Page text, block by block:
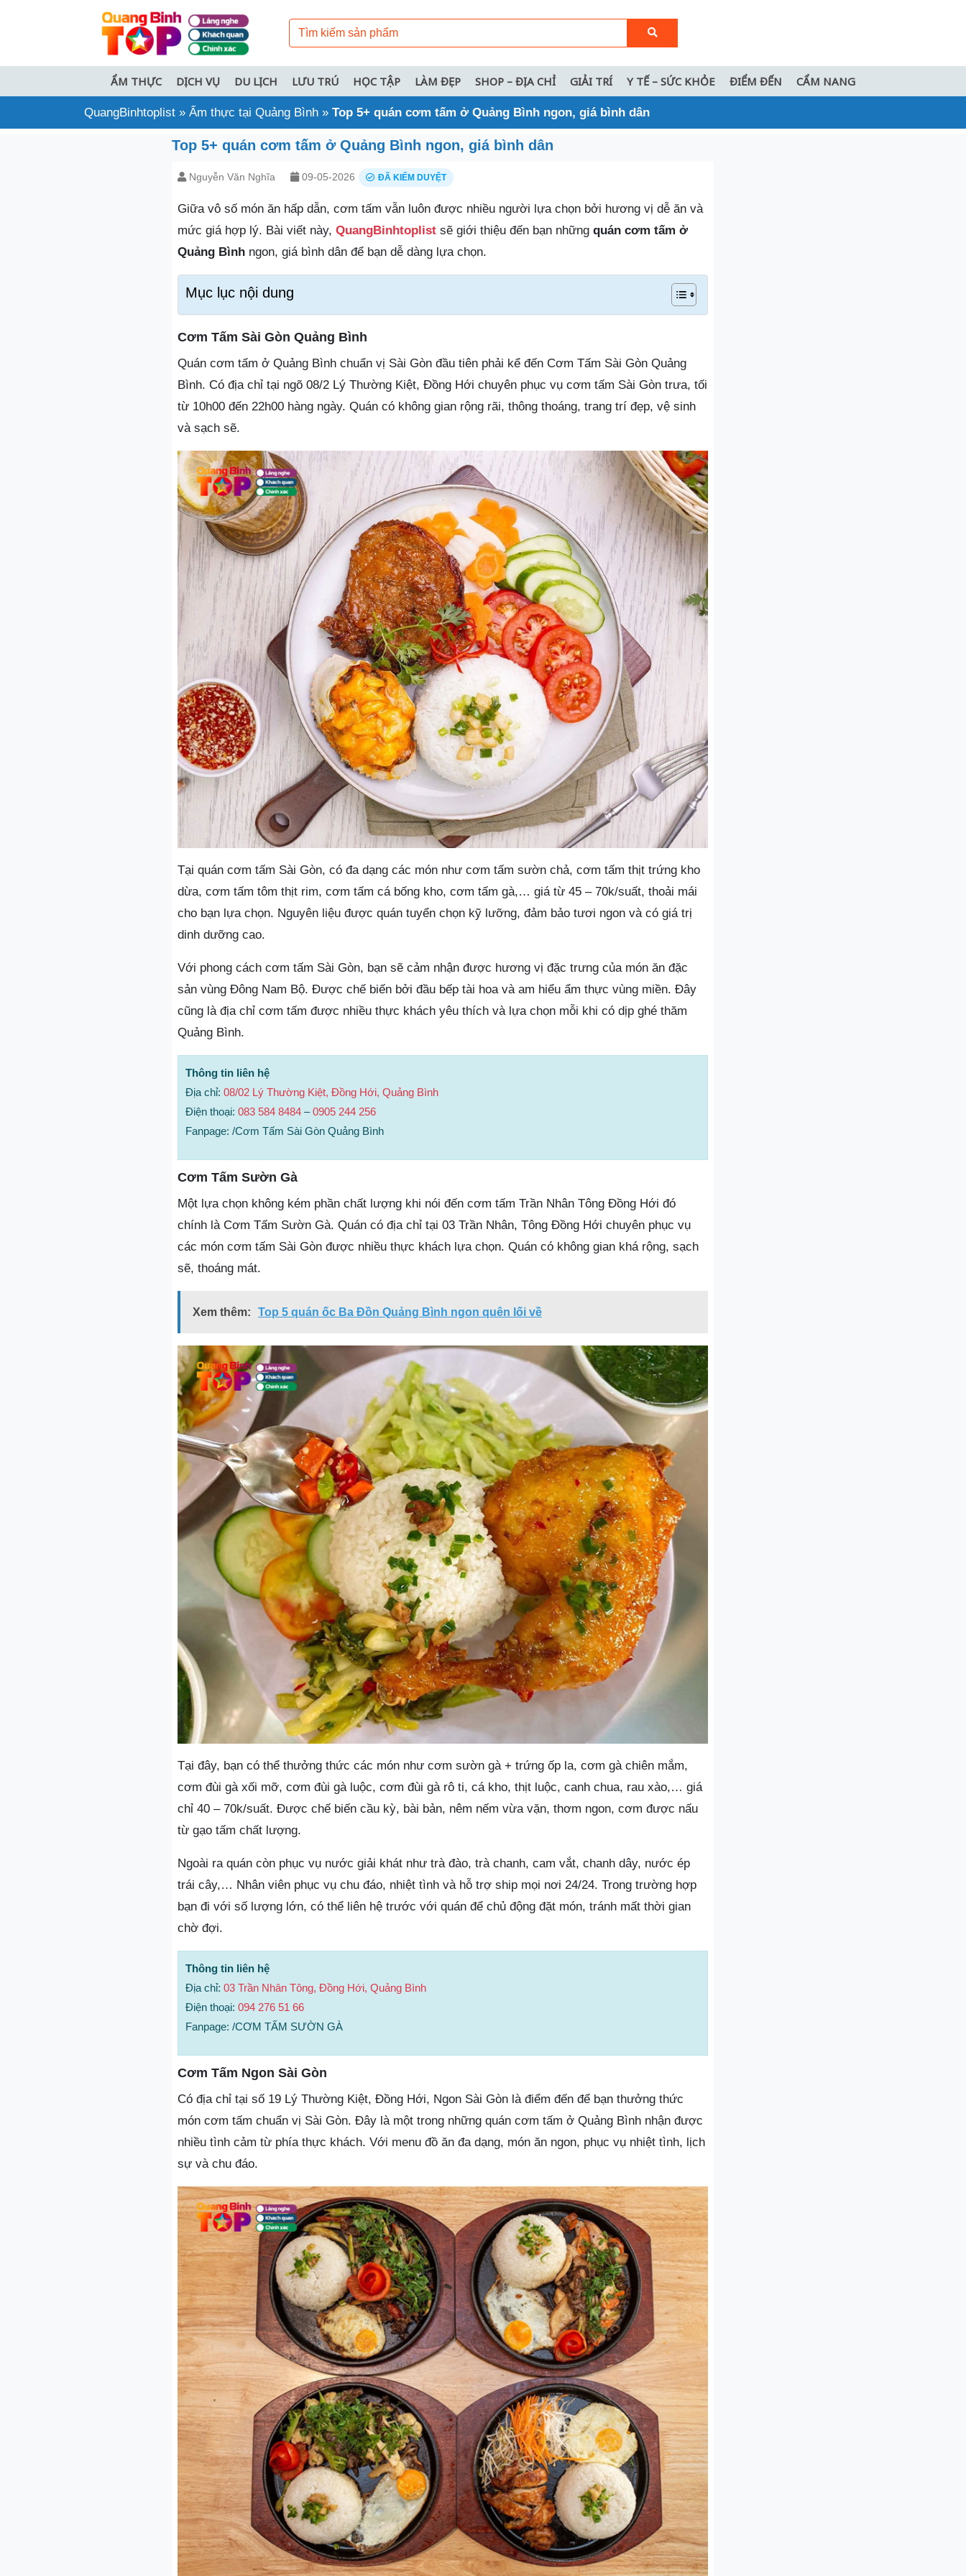
ẨM THỰC DỊCH VỤ DU LỊCH LƯU TRÚ HỌC TẬP LÀM ĐẸP SHOP – ĐỊA CHỈ GIẢI TRÍ Y TẾ – SỨC KHỎE ĐIỂM ĐẾN CẨM NANG
QuangBinhtoplist » Ẩm thực tại Quảng Bình » Top 5+ quán cơm tấm ở Quảng Bình ngon, giá bình dân
Top 5+ quán cơm tấm ở Quảng Bình ngon, giá bình dân
Nguyễn Văn Nghĩa 09-05-2026 ĐÃ KIỂM DUYỆT
Giữa vô số món ăn hấp dẫn, cơm tấm vẫn luôn được nhiều người lựa chọn bởi hương vị dễ ăn và
mức giá hợp lý. Bài viết này, QuangBinhtoplist sẽ giới thiệu đến bạn những quán cơm tấm ở
Quảng Bình ngon, giá bình dân để bạn dễ dàng lựa chọn.
Mục lục nội dung
Cơm Tấm Sài Gòn Quảng Bình
Quán cơm tấm ở Quảng Bình chuẩn vị Sài Gòn đầu tiên phải kể đến Cơm Tấm Sài Gòn Quảng
Bình. Có địa chỉ tại ngõ 08/2 Lý Thường Kiệt, Đồng Hới chuyên phục vụ cơm tấm Sài Gòn trưa, tối
từ 10h00 đến 22h00 hàng ngày. Quán có không gian rộng rãi, thông thoáng, trang trí đẹp, vệ sinh
và sạch sẽ.
Tại quán cơm tấm Sài Gòn, có đa dạng các món như cơm tấm sườn chả, cơm tấm thịt trứng kho
dừa, cơm tấm tôm thịt rim, cơm tấm cá bống kho, cơm tấm gà,… giá từ 45 – 70k/suất, thoải mái
cho bạn lựa chọn. Nguyên liệu được quán tuyển chọn kỹ lưỡng, đảm bảo tươi ngon và có giá trị
dinh dưỡng cao.
Với phong cách cơm tấm Sài Gòn, bạn sẽ cảm nhận được hương vị đặc trưng của món ăn đặc
sản vùng Đông Nam Bộ. Được chế biến bởi đầu bếp tài hoa và am hiểu ẩm thực vùng miền. Đây
cũng là địa chỉ cơm tấm được nhiều thực khách yêu thích và lựa chọn mỗi khi có dịp ghé thăm
Quảng Bình.
Thông tin liên hệ
Địa chỉ: 08/02 Lý Thường Kiệt, Đồng Hới, Quảng Bình
Điện thoại: 083 584 8484 –0905 244 256
Fanpage: /Cơm Tấm Sài Gòn Quảng Bình
Cơm Tấm Sườn Gà
Một lựa chọn không kém phần chất lượng khi nói đến cơm tấm Trần Nhân Tông Đồng Hới đó
chính là Cơm Tấm Sườn Gà. Quán có địa chỉ tại 03 Trần Nhân, Tông Đồng Hới chuyên phục vụ
các món cơm tấm Sài Gòn được nhiều thực khách lựa chọn. Quán có không gian khá rộng, sạch
sẽ, thoáng mát.
Xem thêm: Top 5 quán ốc Ba Đồn Quảng Bình ngon quên lối về
Tại đây, bạn có thể thưởng thức các món như cơm sườn gà + trứng ốp la, cơm gà chiên mắm,
cơm đùi gà xối mỡ, cơm đùi gà luộc, cơm đùi gà rô ti, cá kho, thịt luộc, canh chua, rau xào,… giá
chỉ 40 – 70k/suất. Được chế biến cầu kỳ, bài bản, nêm nếm vừa vặn, thơm ngon, cơm được nấu
từ gạo tấm chất lượng.
Ngoài ra quán còn phục vụ nước giải khát như trà đào, trà chanh, cam vắt, chanh dây, nước ép
trái cây,… Nhân viên phục vụ chu đáo, nhiệt tình và hỗ trợ ship mọi nơi 24/24. Trong trường hợp
bạn đi với số lượng lớn, có thể liên hệ trước với quán để chủ động đặt món, tránh mất thời gian
chờ đợi.
Thông tin liên hệ
Địa chỉ: 03 Trần Nhân Tông, Đồng Hới, Quảng Bình
Điện thoại: 094 276 51 66
Fanpage: /CƠM TẤM SƯỜN GÀ
Cơm Tấm Ngon Sài Gòn
Có địa chỉ tại số 19 Lý Thường Kiệt, Đồng Hới, Ngon Sài Gòn là điểm đến để bạn thưởng thức
món cơm tấm chuẩn vị Sài Gòn. Đây là một trong những quán cơm tấm ở Quảng Bình nhận được
nhiều tình cảm từ phía thực khách. Với menu đồ ăn đa dạng, món ăn ngon, phục vụ nhiệt tình, lịch
sự và chu đáo.